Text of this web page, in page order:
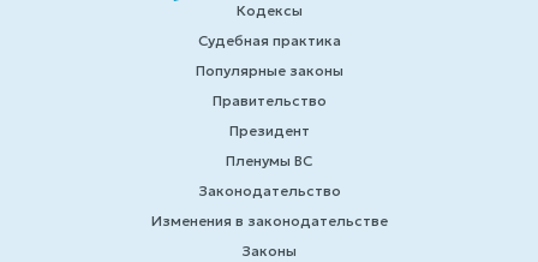
Кодексы
Судебная практика
Популярные законы
Правительство
Президент
Пленумы ВС
Законодательство
Изменения в законодательстве
Законы